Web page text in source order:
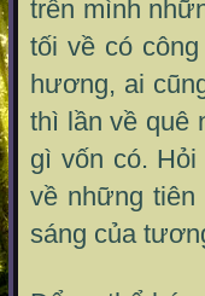
trên mình
tối về có
hương, ai
thì lần về quê
gì vốn có.
về những
sáng của